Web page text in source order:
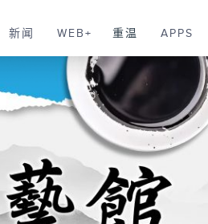
新闻 WEB+ 重温 APPS